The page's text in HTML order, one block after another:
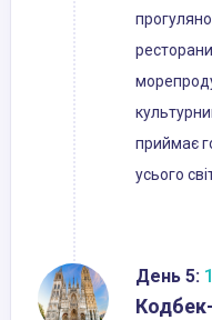
приймає
усього
День 5: